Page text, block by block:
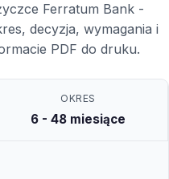
Ferratum Bank -
decyzja, wymagania i
PDF do druku.
OKRES
6 - 48 miesiące